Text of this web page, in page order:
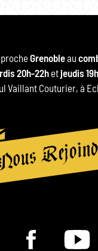
Grenobleau
20h-22h etjeudis
Vaillant Couturier, à